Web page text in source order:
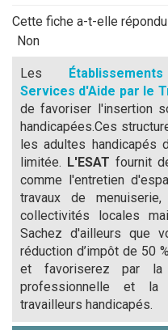
Cette fiche a-t-elle
Non
Les
Services d'Aide par le
de favoriser l'insertion
handicapées.Ces
les adultes handicapés
limitée. L'ESAT fournit
comme l'entretien
travaux de
collectivités locales
Sachez d'ailleurs que
réduction d’impôt de 50
et favoriserez par la
professionnelle et la
travailleurs handicapés.